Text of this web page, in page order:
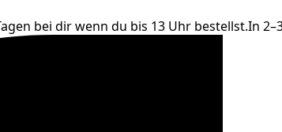
bei dir wenn du bis 13 Uhr bestellst.In 2–3